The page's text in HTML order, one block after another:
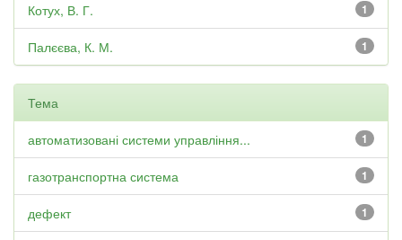
1
Котух, В. Г.
1
Палєєва, К. М.
Тема
1
автоматизовані системи управління...
1
газотранспортна система
1
дефект